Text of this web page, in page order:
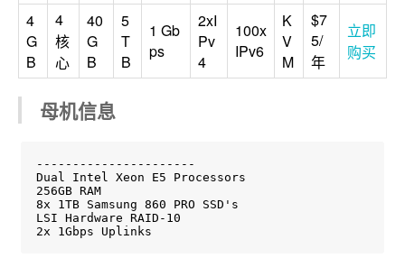
4
G
B
4
核
心
40
G
B
5
T
B
1 Gb
ps
2xI
Pv
4
100x
IPv6
K
V
M
$7
5/
年
立即
购买
母机信息
----------------------
Dual Intel Xeon E5 Processors
256GB RAM
8x 1TB Samsung 860 PRO SSD's
LSI Hardware RAID-10
2x 1Gbps Uplinks